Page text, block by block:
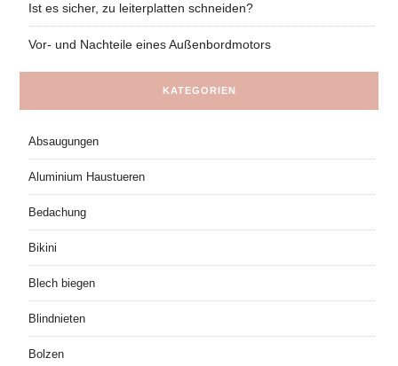
Ist es sicher, zu leiterplatten schneiden?
Vor- und Nachteile eines Außenbordmotors
KATEGORIEN
Absaugungen
Aluminium Haustueren
Bedachung
Bikini
Blech biegen
Blindnieten
Bolzen